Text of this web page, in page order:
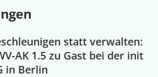
statt verwalten:
AK 1.5 zu Gast bei der init
in Berlin